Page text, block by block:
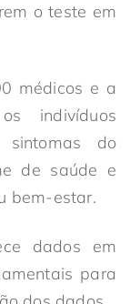
o teste em
médicos e a
indivíduos
sintomas do
de saúde e
bem-estar.
dados em
para